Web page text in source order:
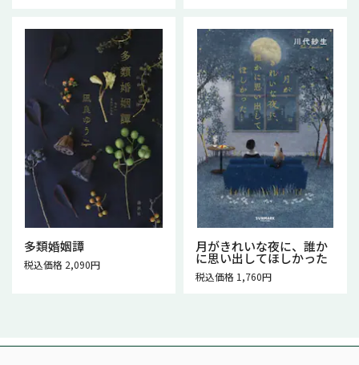
多類婚姻譚
税込価格 2,090円
月がきれいな夜に、誰か
に思い出してほしかった
税込価格 1,760円